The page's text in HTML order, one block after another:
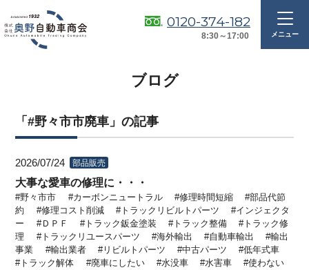
0120-374-182
8:30～17:00
ブログ
「#野々市市廃車」の記事
2026/07/24 部品販売
大事な愛車の修理に・・・
野々市市 カーボンニュートラル 修理時間短縮
部品代節
約
修理コスト削減 トラックリビルトパーツ
インジェクタ
ー
ＤＰＦ トラック鈑金塗装 トラック整備
トラック修
理
トラックリユースパーツ 海外輸出 自動車輸出
輸出
事業
輸出業者 リビルトパーツ 中古パーツ
低年式車
トラック解体
廃車にしたい 水没車 水害車
使わない